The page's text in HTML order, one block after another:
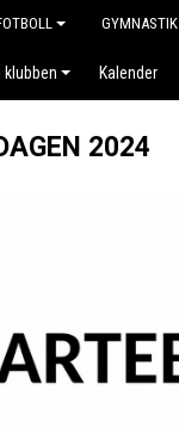
GYMNASTIK
klubben Kalender
2024